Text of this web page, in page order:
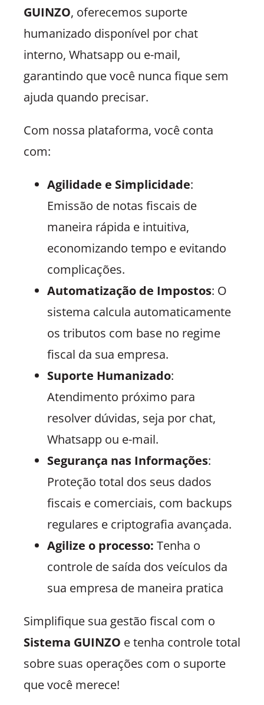
GUINZO, oferecemos suporte
humanizado disponível por chat
interno, Whatsapp ou e-mail,
garantindo que você nunca fique sem
ajuda quando precisar.
Com nossa plataforma, você conta
com:
Agilidade e Simplicidade:
Emissão de notas fiscais de
maneira rápida e intuitiva,
economizando tempo e evitando
complicações.
Automatização de Impostos: O
sistema calcula automaticamente
os tributos com base no regime
fiscal da sua empresa.
Suporte Humanizado:
Atendimento próximo para
resolver dúvidas, seja por chat,
Whatsapp ou e-mail.
Segurança nas Informações:
Proteção total dos seus dados
fiscais e comerciais, com backups
regulares e criptografia avançada.
Agilize o processo: Tenha o
controle de saída dos veículos da
sua empresa de maneira pratica
Simplifique sua gestão fiscal com o
Sistema GUINZO e tenha controle total
sobre suas operações com o suporte
que você merece!